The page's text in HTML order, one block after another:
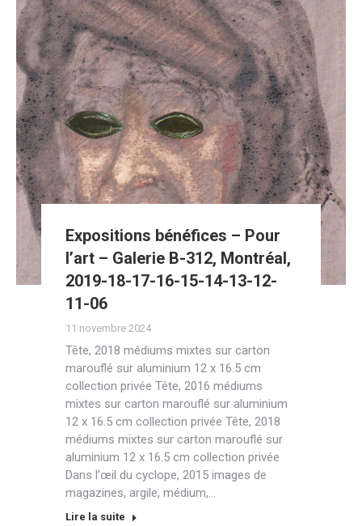
Expositions bénéfices – Pour
l’art – Galerie B-312, Montréal,
2019-18-17-16-15-14-13-12-
11-06
11 novembre 2024
Tête, 2018 médiums mixtes sur carton
marouflé sur aluminium 12 x 16.5 cm
collection privée Tête, 2016 médiums
mixtes sur carton marouflé sur aluminium
12 x 16.5 cm collection privée Tête, 2018
médiums mixtes sur carton marouflé sur
aluminium 12 x 16.5 cm collection privée
Dans l’œil du cyclope, 2015 images de
magazines, argile, médium,…
Lire la suite